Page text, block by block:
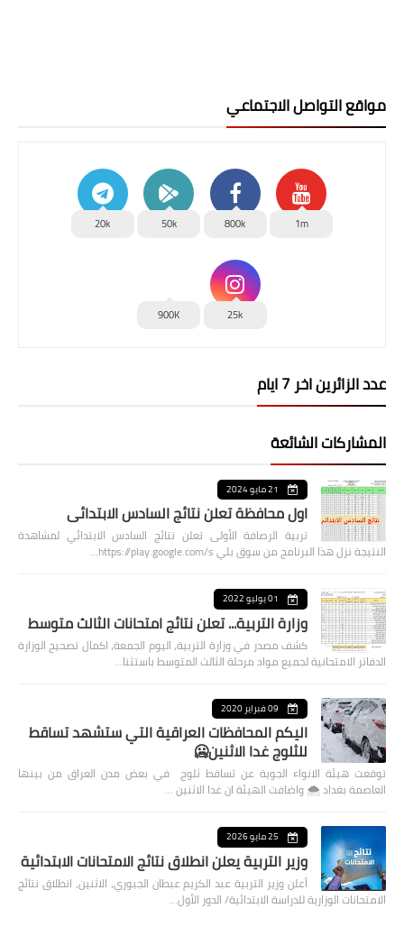
مواقع التواصل الاجتماعي
1m
800k
50k
20k
25k
900K
عدد الزائرين اخر 7 ايام
المشاركات الشائعة
21 مايو 2024
اول محافظة تعلن نتائج السادس الابتدائي
تربية الرصافة الأولى تعلن نتائج السادس الابتدائي لمشاهدة
النتيجة نزل هذا البرنامج من سوق بلي https://play.google.com/s…
01 يوليو 2022
وزارة التربية... تعلن نتائج امتحانات الثالث متوسط
كشف مصدر في وزارة التربية، اليوم الجمعة، اكمال تصحيح الوزارة
الدفاتر الامتحانية لجميع مواد مرحلة الثالث المتوسط باستثنا…
09 فبراير 2020
اليكم المحافظات العراقية التي ستشهد تساقط
للثلوج غدا الاثنين🥶
توقعت هيئة الانواء الجوية عن تساقط ثلوج في بعض مدن العراق من بينها
العاصمة بغداد ⁦🌨️⁩ واضافت الهيئة ان غدا الاثنين …
25 مايو 2026
وزير التربية يعلن انطلاق نتائج الامتحانات الابتدائية
أعلن وزير التربية عبد الكريم عبطان الجبوري، الاثنين، انطلاق نتائج
الامتحانات الوزارية للدراسة الابتدائية/ الدور الأول…